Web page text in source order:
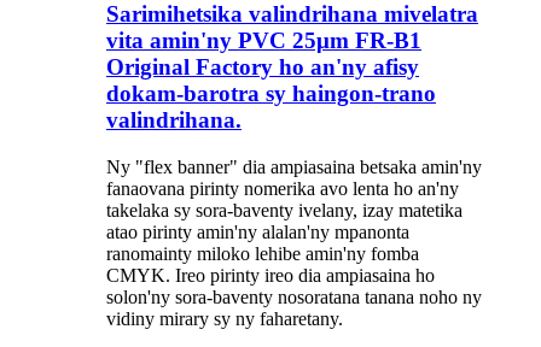
Sarimihetsika valindrihana mivelatra
vita amin'ny PVC 25μm FR-B1
Original Factory ho an'ny afisy
dokam-barotra sy haingon-trano
valindrihana.
Ny "flex banner" dia ampiasaina betsaka amin'ny
fanaovana pirinty nomerika avo lenta ho an'ny
takelaka sy sora-baventy ivelany, izay matetika
atao pirinty amin'ny alalan'ny mpanonta
ranomainty miloko lehibe amin'ny fomba
CMYK. Ireo pirinty ireo dia ampiasaina ho
solon'ny sora-baventy nosoratana tanana noho ny
vidiny mirary sy ny faharetany.